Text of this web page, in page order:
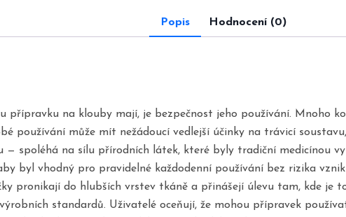
Popis Hodnocení (0)
přípravku na klouby mají, je bezpečnost jeho používání. Mnoho
používání může mít nežádoucí vedlejší účinky na trávicí
— spoléhá na sílu přírodních látek, které byly tradiční medicínou
byl vhodný pro pravidelné každodenní používání bez rizika
pronikají do hlubších vrstev tkáně a přinášejí úlevu tam, kde je
standardů. Uživatelé oceňují, že mohou přípravek